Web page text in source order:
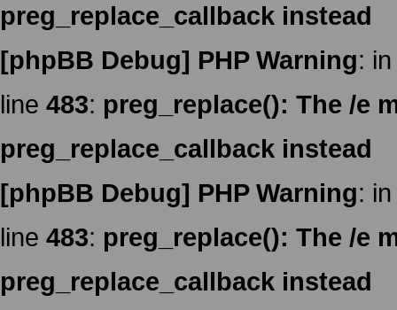
preg_replace_callback instead
[phpBB Debug] PHP Warning:
line 483: preg_replace(): The /e
preg_replace_callback instead
[phpBB Debug] PHP Warning:
line 483: preg_replace(): The /e
preg_replace_callback instead